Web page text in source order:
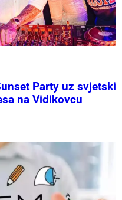
Party uz svjetski
na Vidikovcu